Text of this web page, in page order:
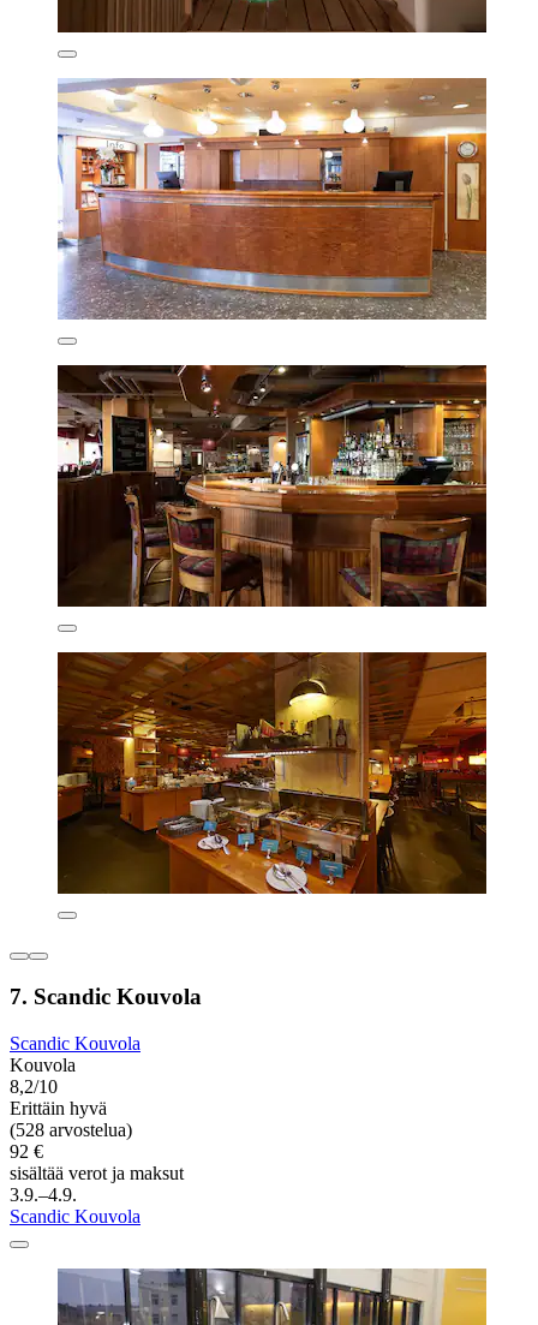
7. Scandic Kouvola
Scandic Kouvola
Kouvola
8,2/10
Erittäin hyvä
(528 arvostelua)
92 €
sisältää verot ja maksut
3.9.–4.9.
Scandic Kouvola